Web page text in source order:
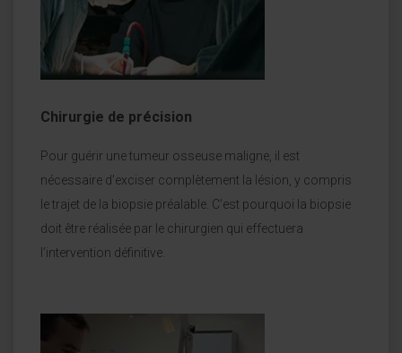
Chirurgie de précision
Pour guérir une tumeur osseuse maligne, il est
nécessaire d’exciser complètement la lésion, y compris
le trajet de la biopsie préalable. C’est pourquoi la biopsie
doit être réalisée par le chirurgien qui effectuera
l’intervention définitive.